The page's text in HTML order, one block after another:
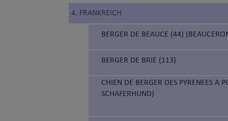
4. FRANKREICH
BERGER DE BEAUCE (44)
BERGER DE BRIE (113)
CHIEN DE BERGER DES PYRENEES A
SCHAFERHUND)